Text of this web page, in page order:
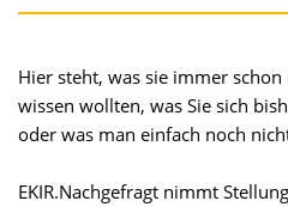
Hier steht, was sie immer
wissen wollten, was Sie sich
oder was man einfach noch
EKIR.Nachgefragt nimmt